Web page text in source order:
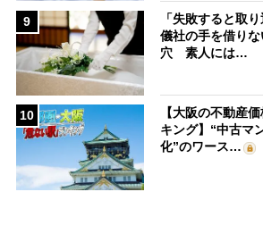
9
「失敗すると取
儀社の手を借り
穴 素人には…
10
【大阪の不動産
キング】“中古マ
化”のワース…